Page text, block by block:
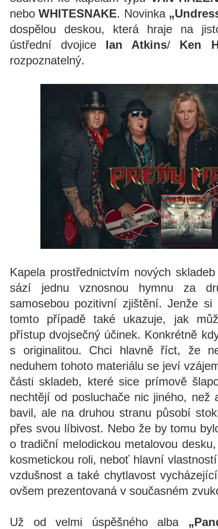
neboWHITESNAKE. Novinka
dospělou deskou, která hraje na
ústřední dvojice Ian Atkins/ Ken
rozpoznatelný.
Kapela prostřednictvím nových
sází jednu vznosnou hymnu za
samosebou pozitivní zjištění. Jenže
tomto případě také ukazuje, jak
přístup dvojsečný účinek. Konkrétně
s originalitou. Chci hlavně říct, že
neduhem tohoto materiálu se jeví
části skladeb, které sice prímově
nechtějí od posluchače nic jiného, než
bavil, ale na druhou stranu působí
přes svou líbivost. Nebo že by tomu
o tradiční melodickou metalovou
kosmetickou roli, neboť hlavní
vzdušnost a také chytlavost
ovšem prezentovaná v současném
Už od velmi úspěšného alba